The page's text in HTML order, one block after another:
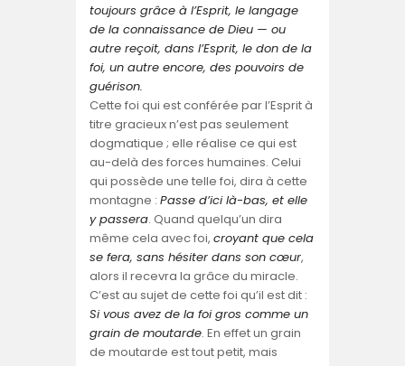
toujours grâce à l’Esprit, le langage
de la connaissance de Dieu — ou
autre reçoit, dans l’Esprit, le don de la
foi, un autre encore, des pouvoirs de
guérison.
Cette foi qui est conférée par l’Esprit à
titre gracieux n’est pas seulement
dogmatique ; elle réalise ce qui est
au-delà des forces humaines. Celui
qui possède une telle foi, dira à cette
montagne : Passe d’ici là-bas, et elle
y passera. Quand quelqu’un dira
même cela avec foi, croyant que cela
se fera, sans hésiter dans son cœur,
alors il recevra la grâce du miracle.
C’est au sujet de cette foi qu’il est dit :
Si vous avez de la foi gros comme un
grain de moutarde. En effet un grain
de moutarde est tout petit, mais